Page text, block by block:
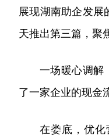
展现湖南助企发展
天推出第三篇，聚
一场暖心调解
了一家企业的现金
在娄底，优